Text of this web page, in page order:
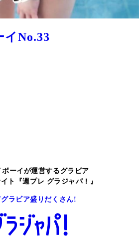
イNo.33
ーイが運営するグラビア
ト『週プレ グラジャパ！』
ラビア盛りだくさん!